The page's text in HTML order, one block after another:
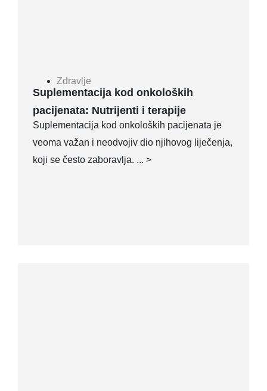
Zdravlje
Suplementacija kod onkoloških
pacijenata: Nutrijenti i terapije
Suplementacija kod onkoloških pacijenata je
veoma važan i neodvojiv dio njihovog liječenja,
koji se često zaboravlja. ... >